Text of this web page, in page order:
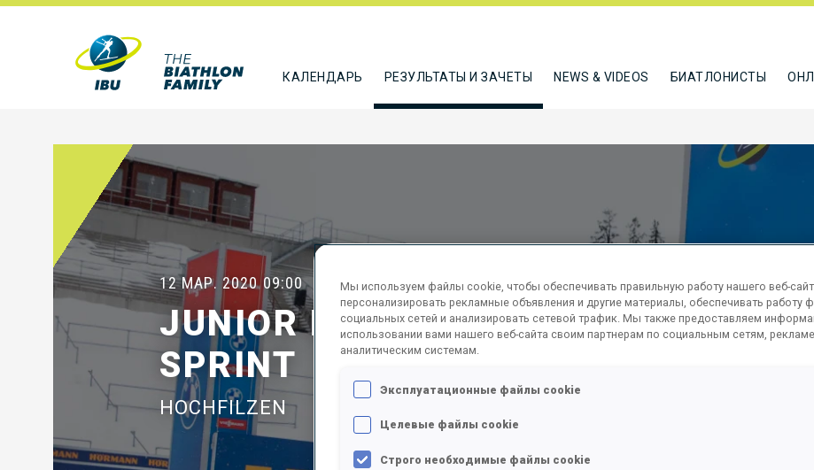
КАЛЕНДАРЬ РЕЗУЛЬТАТЫ И ЗАЧЕТЫ NEWS & VIDEOS БИАТЛОНИСТЫ
12 МАР. 2020 09:00
JUNIOR MEN 10 KM
SPRINT
HOCHFILZEN
Мы используем файлы cookie, чтобы обеспечивать правильную работу нашего веб-
персонализировать рекламные объявления и другие материалы, обеспечивать работу
социальных сетей и анализировать сетевой трафик. Мы также предоставляем
использовании вами нашего веб-сайта своим партнерам по социальным сетям,
аналитическим системам.
Эксплуатационные файлы cookie
Целевые файлы cookie
Строго необходимые файлы cookie